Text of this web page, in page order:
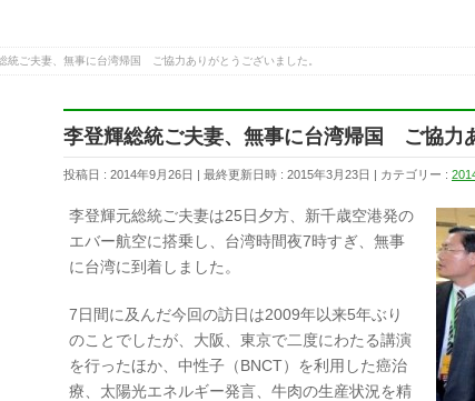
統ご夫妻、無事に台湾帰国 ご協力ありがとうございました。
李登輝総統ご夫妻、無事に台湾帰国 ご協力
投稿日 : 2014年9月26日 最終更新日時 : 2015年3月23日 カテゴリー :
李登輝元総統ご夫妻は25日夕方、新千歳空港発の
エバー航空に搭乗し、台湾時間夜7時すぎ、無事
に台湾に到着しました。
7日間に及んだ今回の訪日は2009年以来5年ぶり
のことでしたが、大阪、東京で二度にわたる講演
を行ったほか、中性子（BNCT）を利用した癌治
療、太陽光エネルギー発言、牛肉の生産状況を精